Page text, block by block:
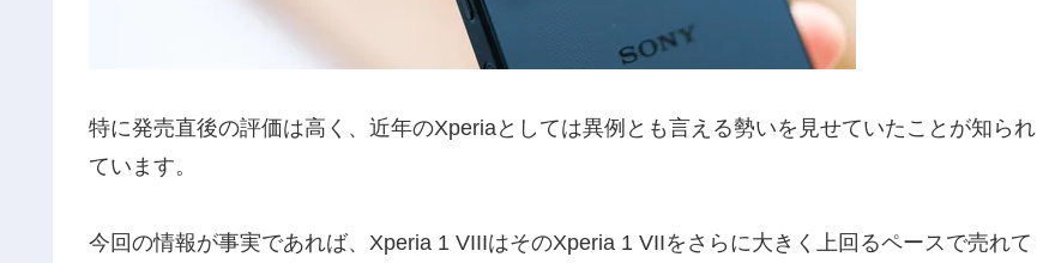
特に発売直後の評価は高く、近年のXperiaとしては異例とも言える勢いを見せていたことが知られ
ています。
今回の情報が事実であれば、Xperia 1 VIIIはそのXperia 1 VIIをさらに大きく上回るペースで売れて